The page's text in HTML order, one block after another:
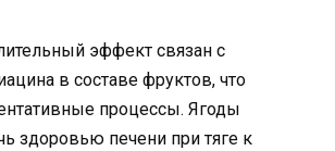
эффект связан с
в составе фруктов, что
процессы. Ягоды
здоровью печени при тяге к